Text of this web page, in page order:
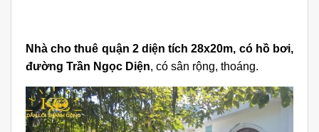
Nhà cho thuê quận 2 diện tích 28x20m, có hồ bơi,
đường Trần Ngọc Diện, có sân rộng, thoáng.